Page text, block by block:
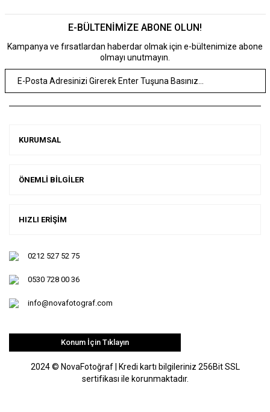
E-BÜLTENİMİZE ABONE OLUN!
Kampanya ve fırsatlardan haberdar olmak için e-bültenimize abone
olmayı unutmayın.
KURUMSAL
ÖNEMLİ BİLGİLER
HIZLI ERİŞİM
0212 527 52 75
0530 728 00 36
info@novafotograf.com
Konum İçin Tıklayın
2024 © NovaFotoğraf | Kredi kartı bilgileriniz 256Bit SSL
sertifikası ile korunmaktadır.